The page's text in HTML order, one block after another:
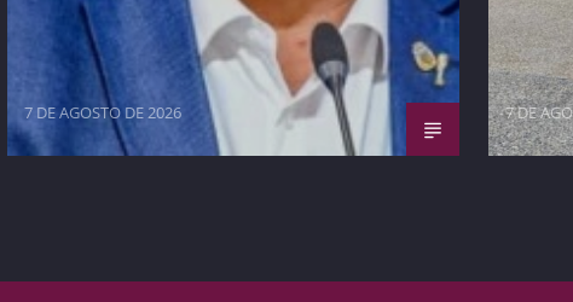
7 DE AGOSTO DE 2026 7 DE